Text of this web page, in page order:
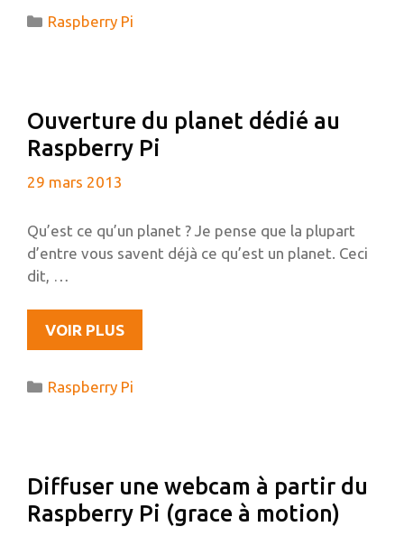
RASPBERRY
Catégories
Raspberry Pi
Ouverture du planet dédié au
Raspberry Pi
29 mars 2013
Qu’est ce qu’un planet ? Je pense que la plupart
d’entre vous savent déjà ce qu’est un planet. Ceci
dit, …
VOIR PLUSOUVERTURE
DU
DÉDIÉ
Catégories
Raspberry Pi
Diffuser une webcam à partir du
Raspberry Pi (grace à motion)